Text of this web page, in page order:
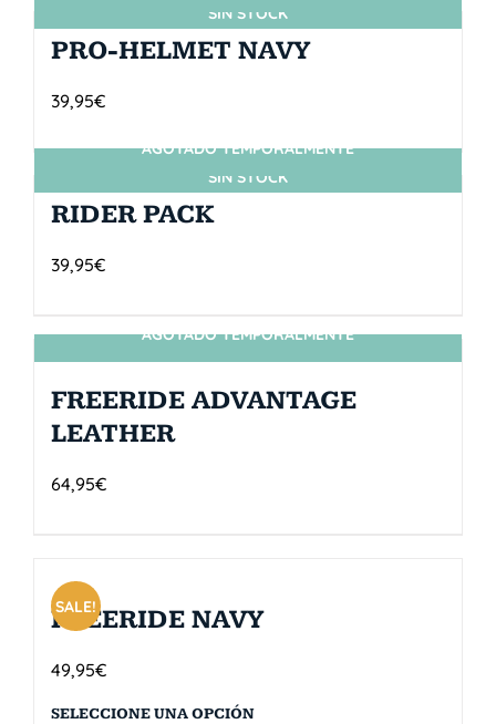
SIN STOCK
PRO-HELMET NAVY
39,95€
SIN STOCK
AGOTADO TEMPORALMENTE
RIDER PACK
39,95€
SIN STOCK
AGOTADO TEMPORALMENTE
FREERIDE ADVANTAGE
LEATHER
64,95€
SALE!
FREERIDE NAVY
49,95€
SELECCIONE UNA OPCIÓN